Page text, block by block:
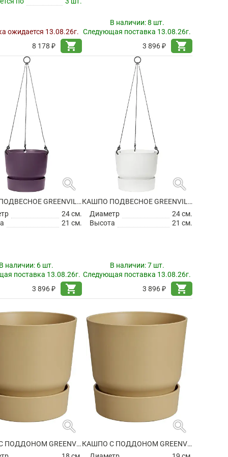
ожидается 13.08.26г.
8 178 ₽
shopping_cart
В наличии:8 шт.
Следующая поставка 13.08.26г.
3 896 ₽
shopping_cart
search
КАШПО ПОДВЕСНОЕ GREENVILLE HANGING BASKET VINTAGE PLUM
24 см.
21 см.
наличии: 6 шт.
поставка 13.08.26г.
3 896 ₽
shopping_cart
search
КАШПО ПОДВЕСНОЕ GREENVILLE HANGING BASKET WHITE
Диаметр
24 см.
Высота
21 см.
В наличии:7 шт.
Следующая поставка 13.08.26г.
3 896 ₽
shopping_cart
search
КАШПО С ПОДДОНОМ GREENVILLE ROUND GOLDEN SAND
search
КАШПО С ПОДДОНОМ GREENVILLE ROUND GOLDEN SAND